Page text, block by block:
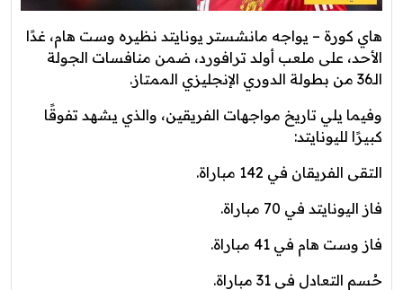
هاي كورة – يواجه مانشستر يونايتد نظيره وست هام، غدًا
الأحد، على ملعب أولد ترافورد، ضمن منافسات الجولة
الـ36 من بطولة الدوري الإنجليزي الممتاز.
وفيما يلي تاريخ مواجهات الفريقين، والذي يشهد تفوقًا
كبيرًا لليونايتد:
التقى الفريقان في 142 مباراة.
فاز اليونايتد في 70 مباراة.
فاز وست هام في 41 مباراة.
حُسم التعادل في 31 مباراة.